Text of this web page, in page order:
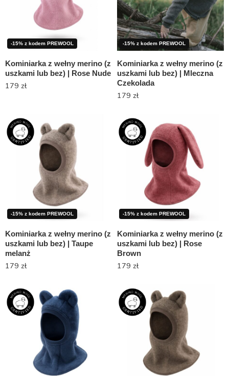
-15% z kodem PREWOOL
Kominiarka z wełny merino (z
uszkami lub bez) | Rose Nude
179 zł
-15% z kodem PREWOOL
Kominiarka z wełny merino (z
uszkami lub bez) | Mleczna
Czekolada
179 zł
-15% z kodem PREWOOL
Kominiarka z wełny merino (z
uszkami lub bez) | Taupe
melanż
179 zł
-15% z kodem PREWOOL
Kominiarka z wełny merino (z
uszkami lub bez) | Rose
Brown
179 zł